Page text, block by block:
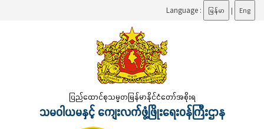
Language : မြန်မာ | Eng
ပြည်ထောင်စုသမ္မတမြန်မာနိုင်ငံတော်အစိုးရ
သမဝါယမနှင့် ကျေးလက်ဖွံ့ဖြိုးရေးဝန်ကြီးဌာန